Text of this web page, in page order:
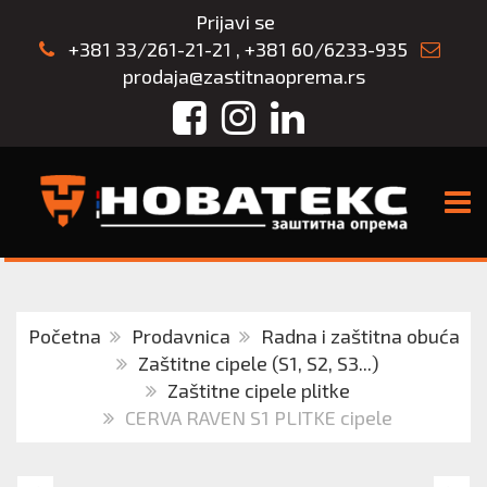
Prijavi se
+381 33/261-21-21 , +381 60/6233-935
prodaja@zastitnaoprema.rs
FacebookInstagram
LinkedIn
Početna Prodavnica
Radna i zaštitna obuća
Zaštitne cipele (S1, S2, S3...)
Zaštitne cipele plitke
CERVA RAVEN S1 PLITKE cipele